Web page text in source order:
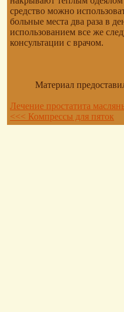
средство можно
больные места два раза в
использованием все же
консультации с врачом.
Материал
Лечение простатита
<<< Компрессы для пяток